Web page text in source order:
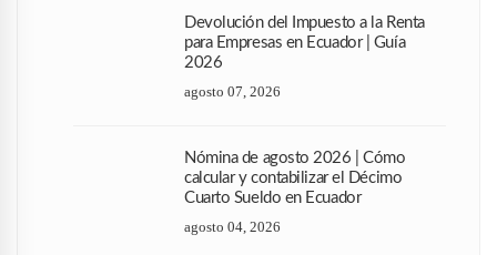
Devolución del Impuesto a la Renta
para Empresas en Ecuador | Guía
2026
agosto 07, 2026
Nómina de agosto 2026 | Cómo
calcular y contabilizar el Décimo
Cuarto Sueldo en Ecuador
agosto 04, 2026